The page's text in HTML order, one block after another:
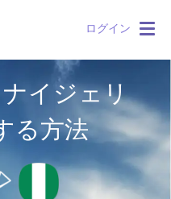
ログイン
イジェリ
る方法